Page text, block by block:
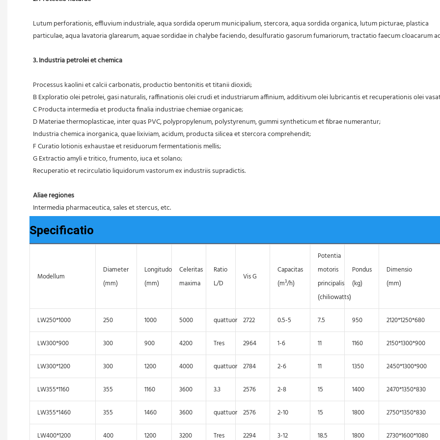
Lutum perforationis, effluvium industriale, aqua sordida operum municipalium, stercora, aqua sordida organica, lutum picturae, plastica
particulae, aqua lavatoria glarearum, aquae sordidae in chalybe faciendo, desulfuratio gasorum fumariorum, tractatio faecum cloacarum
3. Industria petrolei et chemica
Processus kaolini et calcii carbonatis, productio bentonitis et titanii dioxidi;
B Exploratio olei petrolei, gasi naturalis, raffinationis olei crudi et industriarum affinium, additivum olei lubricantis et recuperationis olei
C Producta intermedia et producta finalia industriae chemiae organicae;
D Materiae thermoplasticae, inter quas PVC, polypropylenum, polystyrenum, gummi syntheticum et fibrae numerantur;
Industria chemica inorganica, quae lixiviam, acidum, producta silicea et stercora comprehendit;
F Curatio lotionis exhaustae et residuorum fermentationis mellis;
G Extractio amyli e tritico, frumento, iuca et solano;
Recuperatio et recirculatio liquidorum vastorum ex industriis supradictis.
Aliae regiones
Intermedia pharmaceutica, sales et stercus, etc.
Specificatio
Modellum
Diameter
(mm)
Longitudo
(mm)
Celeritas
maxima
Ratio
L/D
Vis G
Capacitas
(m³/h)
Potentia
motoris
principalis
(chiliowatts)
Pondus
(kg)
Dimensio
(mm)
LW250*1000 250 1000 5000 quattuor 2722 0.5-5 7.5 950 2120*1250*680
LW300*900 300 900 4200 Tres 2964 1-6 11 1160 2150*1300*900
LW300*1200 300 1200 4000 quattuor 2784 2-6 11 1350 2450*1300*900
LW355*1160 355 1160 3600 3.3 2576 2-8 15 1400 2470*1350*830
LW355*1460 355 1460 3600 quattuor 2576 2-10 15 1800 2750*1350*830
LW400*1200 400 1200 3200 Tres 2294 3-12 18.5 1800 2730*1600*1080